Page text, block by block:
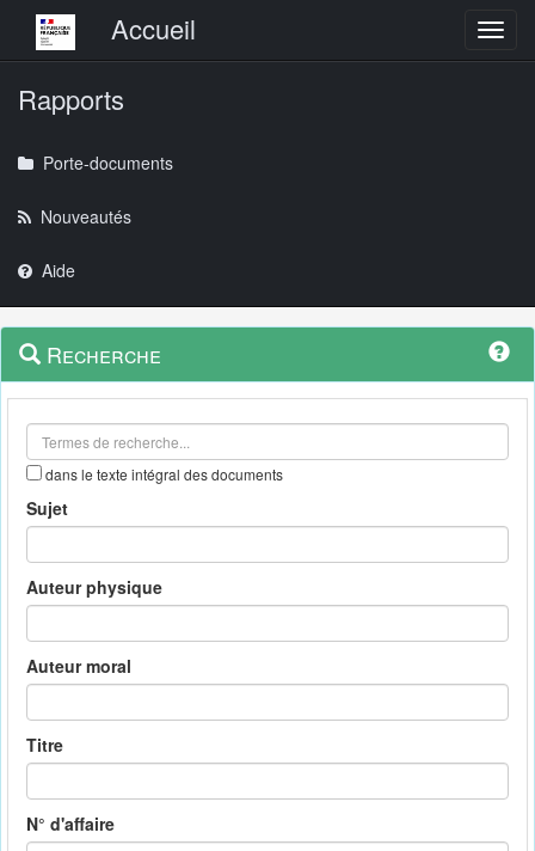
Menu principalAccueil
Rapports
Porte-documents
Nouveautés
Aide
Navigation
outils
Menu
contextuel
Recherche
dans le texte intégral des documents
Sujet
Auteur physique
Auteur moral
Titre
N° d'affaire